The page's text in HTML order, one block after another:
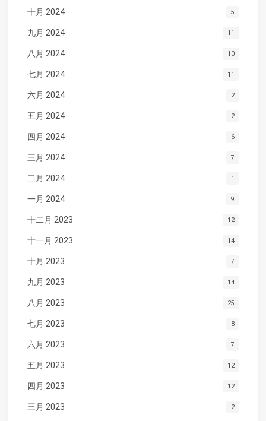
十月 2024 5
九月 2024 11
八月 2024 10
七月 2024 11
六月 2024 2
五月 2024 2
四月 2024 6
三月 2024 7
二月 2024 1
一月 2024 9
十二月 2023 12
十一月 2023 14
十月 2023 7
九月 2023 14
八月 2023 25
七月 2023 8
六月 2023 7
五月 2023 12
四月 2023 12
三月 2023 2